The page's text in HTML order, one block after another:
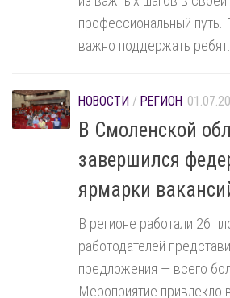
профессиональный
важно поддержать
НОВОСТИ / РЕГИОН
В Смоленской
завершился
ярмарки
В регионе работали 26
работодателей
предложения — всего
Мероприятие привлекло